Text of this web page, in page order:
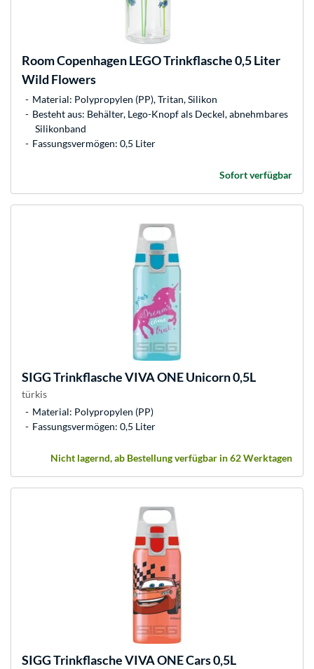
Room CopenhagenLEGO Trinkflasche 0,5 Liter
Wild Flowers
Material: Polypropylen (PP), Tritan, Silikon
Besteht aus: Behälter, Lego-Knopf als Deckel, abnehmbares
Silikonband
Fassungsvermögen: 0,5 Liter
Sofort verfügbar
SIGGTrinkflasche VIVA ONE Unicorn 0,5L
türkis
Material: Polypropylen (PP)
Fassungsvermögen: 0,5 Liter
Nicht lagernd, ab Bestellung verfügbar in 62 Werktagen
SIGGTrinkflasche VIVA ONE Cars 0,5L